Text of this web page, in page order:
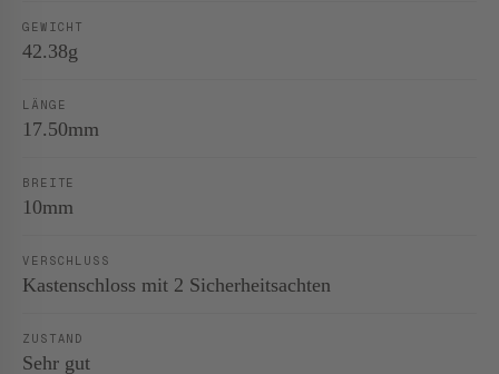
GEWICHT
42.38g
LÄNGE
17.50mm
BREITE
10mm
VERSCHLUSS
Kastenschloss mit 2 Sicherheitsachten
ZUSTAND
Sehr gut